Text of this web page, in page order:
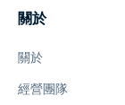
關於
關於
經營團隊